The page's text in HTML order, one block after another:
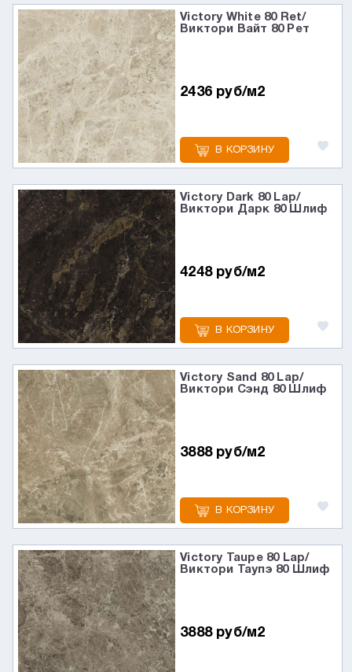
Victory White 80 Ret/
Виктори Вайт 80 Рет
2436 руб/м2
В КОРЗИНУ
Victory Dark 80 Lap/
Виктори Дарк 80 Шлиф
4248 руб/м2
В КОРЗИНУ
Victory Sand 80 Lap/
Виктори Сэнд 80 Шлиф
3888 руб/м2
В КОРЗИНУ
Victory Taupe 80 Lap/
Виктори Таупэ 80 Шлиф
3888 руб/м2